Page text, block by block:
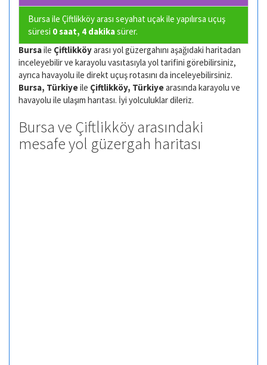
Bursa ile Çiftlikköy arası seyahat uçak ile yapılırsa uçuş
süresi 0 saat, 4 dakikasürer.
Bursaile Çiftlikköyarası yol güzergahını aşağıdaki haritadan
inceleyebilir ve karayolu vasıtasıyla yol tarifini görebilirsiniz,
ayrıca havayolu ile direkt uçuş rotasını da inceleyebilirsiniz.
Bursa, Türkiyeile Çiftlikköy, Türkiyearasında karayolu ve
havayolu ile ulaşım harıtası. İyi yolculuklar dileriz.
Bursa ve Çiftlikköy arasındaki
mesafe yol güzergah haritası